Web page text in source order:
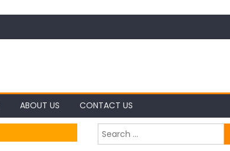
ABOUT US CONTACT US
Search
for: